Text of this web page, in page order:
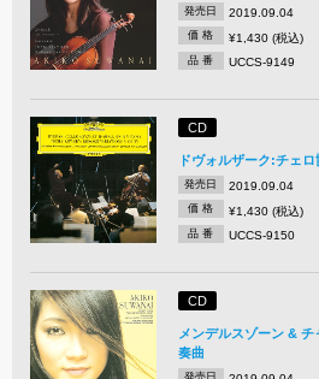
発売日 2019.09.04
価 格 ¥1,430 (税込)
品 番 UCCS-9149
CD
ドヴォルザーク:チェロ
発売日 2019.09.04
価 格 ¥1,430 (税込)
品 番 UCCS-9150
CD
メンデルスゾーン &
奏曲
発売日